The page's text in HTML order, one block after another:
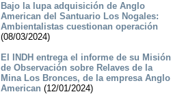
Bajo la lupa adquisición de Anglo
American del Santuario Los Nogales:
Ambientalistas cuestionan operación
(08/03/2024)
El INDH entrega el informe de su Misión
de Observación sobre Relaves de la
Mina Los Bronces, de la empresa Anglo
American (12/01/2024)